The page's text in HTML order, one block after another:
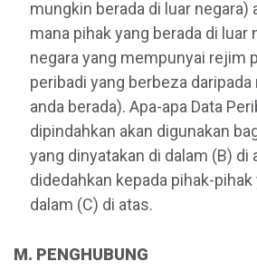
mungkin berada di luar negara)
mana pihak yang berada di luar
negara yang mempunyai rejim
peribadi yang berbeza daripada
anda berada). Apa-apa Data
dipindahkan akan digunakan
yang dinyatakan di dalam (B) di
didedahkan kepada pihak-
dalam (C) di atas.
M. PENGHUBUNG